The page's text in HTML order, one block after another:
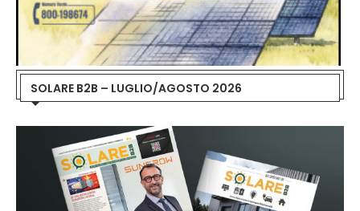
SOLARE B2B – LUGLIO/AGOSTO 2026